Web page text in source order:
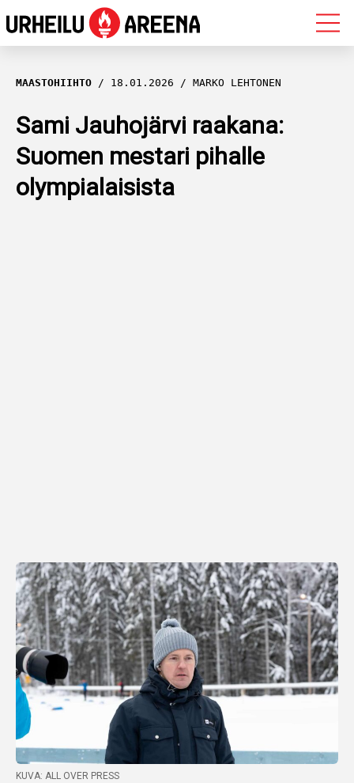
OLYMPIALAISET
MAASTOHIIHTO
AMPUMAHIIHTO
YLEISURHEILU
MAASTOHIIHTO 18.01.2026 MARKO LEHTONEN
Sami Jauhojärvi raakana:
Suomen mestari pihalle
olympialaisista
KUVA: ALL OVER PRESS